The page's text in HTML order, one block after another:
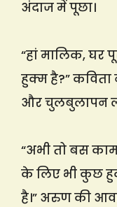
अंदाज में पूछा।
“हां मालिक, घर
हुक्म है?”
और चुलबुलापन
“अभी तो बस
के लिए भी कुछ
है।” अरुण की